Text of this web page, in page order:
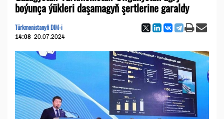
boýunça ýükleri daşamagyň şertlerine garaldy
Türkmenistanyň DIM-i
14:08 20.07.2024